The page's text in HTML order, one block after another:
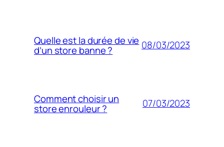
Quelle est la durée de vie
d’un store banne ? 08/03/2023
Comment choisir un
store enrouleur ? 07/03/2023